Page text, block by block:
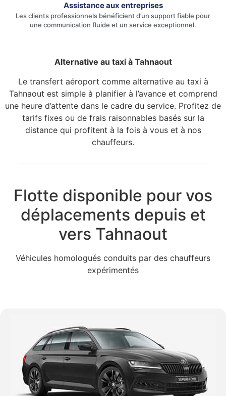
Assistance aux entreprises
Les clients professionnels bénéficient d’un support fiable pour
une communication fluide et un service exceptionnel.
Alternative au taxi à Tahnaout
Le transfert aéroport comme alternative au taxi à
Tahnaout est simple à planifier à l’avance et comprend
une heure d’attente dans le cadre du service. Profitez de
tarifs fixes ou de frais raisonnables basés sur la
distance qui profitent à la fois à vous et à nos
chauffeurs.
Flotte disponible pour vos
déplacements depuis et
vers Tahnaout
Véhicules homologués conduits par des chauffeurs
expérimentés